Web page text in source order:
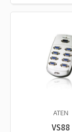
ATEN
VS88